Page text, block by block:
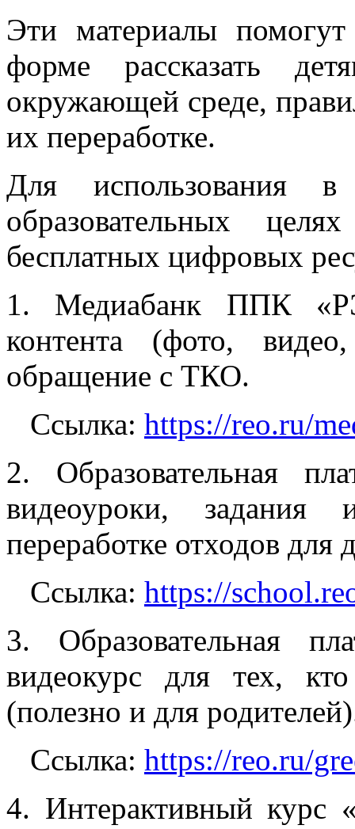
Эти материалы
форме рассказать
окружающей среде,
их переработке.
Для использования
образовательных
бесплатных цифровых
1. Медиабанк ППК
контента (фото,
обращение с ТКО.
Ссылка: https://reo.ru/
2. Образовательная
видеоуроки,
переработке отходов для
Ссылка: https://
3. Образовательная
видеокурс для тех,
(полезно и для
Ссылка: https://reo.ru/
4. Интерактивный курс